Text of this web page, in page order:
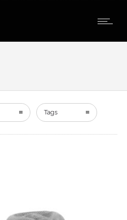
Tags